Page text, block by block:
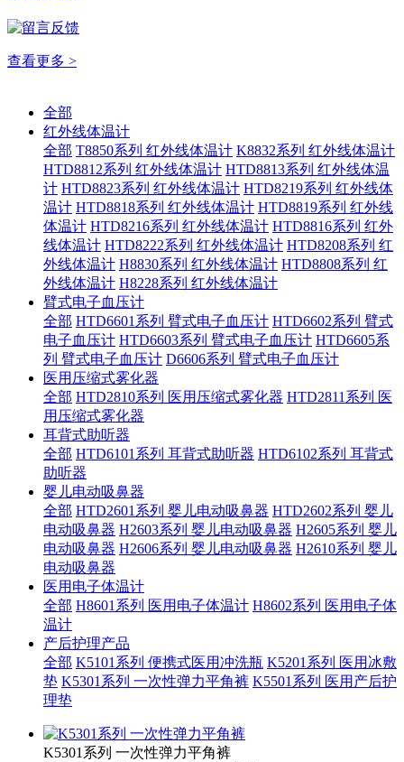
查看更多 >
全部
红外线体温计
全部 T8850系列 红外线体温计 K8832系列 红外线体温计
HTD8812系列 红外线体温计 HTD8813系列 红外线体温
计 HTD8823系列 红外线体温计 HTD8219系列 红外线体
温计 HTD8818系列 红外线体温计 HTD8819系列 红外线
体温计 HTD8216系列 红外线体温计 HTD8816系列 红外
线体温计 HTD8222系列 红外线体温计 HTD8208系列 红
外线体温计 H8830系列 红外线体温计 HTD8808系列 红
外线体温计 H8228系列 红外线体温计
臂式电子血压计
全部 HTD6601系列 臂式电子血压计 HTD6602系列 臂式
电子血压计 HTD6603系列 臂式电子血压计 HTD6605系
列 臂式电子血压计 D6606系列 臂式电子血压计
医用压缩式雾化器
全部 HTD2810系列 医用压缩式雾化器 HTD2811系列 医
用压缩式雾化器
耳背式助听器
全部 HTD6101系列 耳背式助听器 HTD6102系列 耳背式
助听器
婴儿电动吸鼻器
全部 HTD2601系列 婴儿电动吸鼻器 HTD2602系列 婴儿
电动吸鼻器 H2603系列 婴儿电动吸鼻器 H2605系列 婴儿
电动吸鼻器 H2606系列 婴儿电动吸鼻器 H2610系列 婴儿
电动吸鼻器
医用电子体温计
全部 H8601系列 医用电子体温计 H8602系列 医用电子体
温计
产后护理产品
全部 K5101系列 便携式医用冲洗瓶 K5201系列 医用冰敷
垫 K5301系列 一次性弹力平角裤 K5501系列 医用产后护
理垫
K5301系列 一次性弹力平角裤